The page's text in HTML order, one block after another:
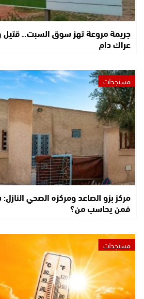
جريمة مروعة تهز سوق السبت.. قتيل
عراك دام
مستجدات
مركز بزو الصاعد ومركزه الصحي
فمن يحاسب من؟
مستجدات